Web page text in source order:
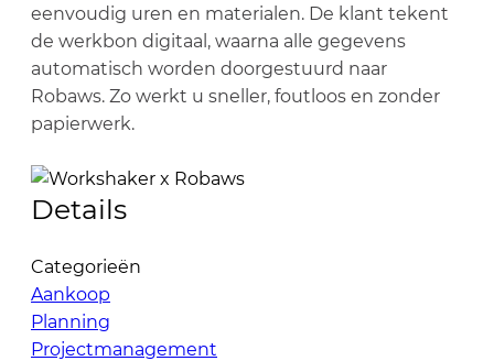
eenvoudig uren en materialen. De klant tekent
de werkbon digitaal, waarna alle gegevens
automatisch worden doorgestuurd naar
Robaws. Zo werkt u sneller, foutloos en zonder
papierwerk.
Details
Categorieën
Aankoop
Planning
Projectmanagement